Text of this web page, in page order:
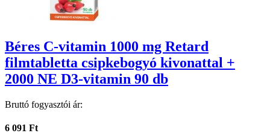
Béres C-vitamin 1000 mg Retard
filmtabletta csipkebogyó kivonattal +
2000 NE D3-vitamin 90 db
Bruttó fogyasztói ár:
6 091 Ft